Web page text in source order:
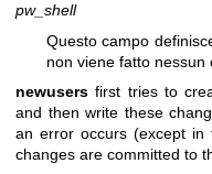
pw_shell
Questo campo
non viene fatto nessun
newusers first tries to
and then write these
an error occurs (except
changes are committed to